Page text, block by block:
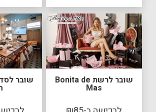
שובר לרשת Bonita de
Mas
שובר